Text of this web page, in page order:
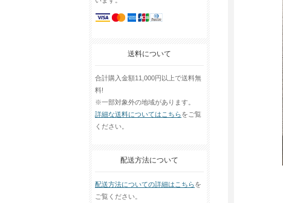
送料について
合計購入金額11,000円以上で送料無
料!
※一部対象外の地域があります。
詳細な送料についてはこちらをご覧
ください。
配送方法について
配送方法についての詳細はこちらを
ご覧ください。